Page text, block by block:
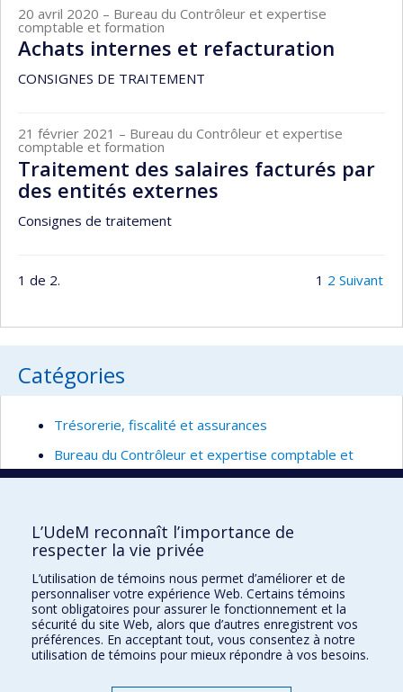
20 avril 2020 – Bureau du Contrôleur et expertise
comptable et formation
Achats internes et refacturation
CONSIGNES DE TRAITEMENT
21 février 2021 – Bureau du Contrôleur et expertise
comptable et formation
Traitement des salaires facturés par
des entités externes
Consignes de traitement
1 de 2. 1 2 Suivant
Catégories
Trésorerie, fiscalité et assurances
Bureau du Contrôleur et expertise comptable et
formation
Retour à la liste complète
Direction des finances
7077, avenue du Parc
Montréal QC
L’UdeM reconnaît l’importance de
respecter la vie privée
L’utilisation de témoins nous permet d’améliorer et de
personnaliser votre expérience Web. Certains témoins
sont obligatoires pour assurer le fonctionnement et la
sécurité du site Web, alors que d’autres enregistrent vos
préférences. En acceptant tout, vous consentez à notre
utilisation de témoins pour mieux répondre à vos besoins.